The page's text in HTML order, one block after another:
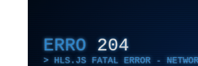
ERRO 204
HLS.JS FATAL ERROR -